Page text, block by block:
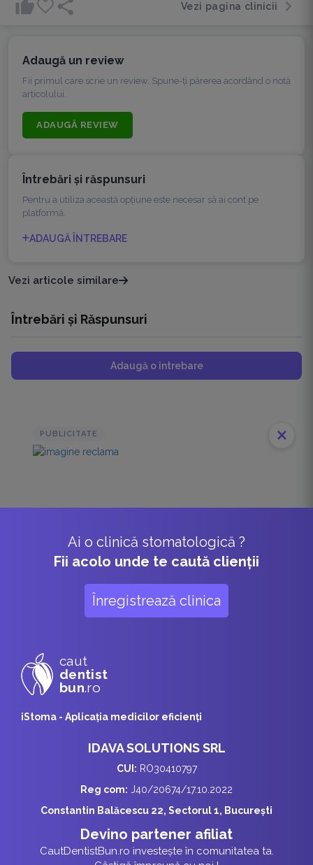
Vezi pagina clinicii
Adaugă un review
Fii primul care scrie un review. Spune-ți părerea acordând o notă
articolului.
ADAUGĂ REVIEW
Întrebări şi răspunsuri
Pentru a utiliza această opțiune este necesar să ai cont pe
platformă.
ADAUGĂ ÎNTREBARE
Vezi articole similare
Întrebări și Răspunsuri
Adaugă o întrebare
PUBLICITATE close
Ai o clinică stomatologică ?
Fii acolo unde te caută clienții
Înregistrează clinica
caut
dentist
bun.ro
iStoma - Aplicaţia medicilor eficienţi
IDAVA SOLUTIONS SRL
CUI: RO30410797
Reg com: J40/20674/17.10.2022
Constantin Balăcescu 22, Sectorul 1, București
Devino partener afiliat
CautDentistBun.ro investește în comunitatea ta.